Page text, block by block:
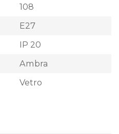
108
E27
IP 20
Ambra
Vetro